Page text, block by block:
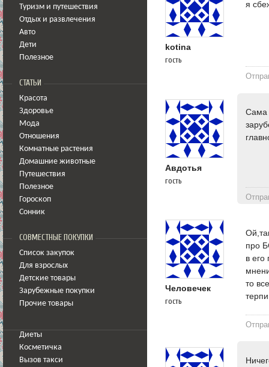
Туризм и путешествия
Отдых и развлечения
Авто
Дети
Полезное
СТАТЬИ
Красота
Здоровье
Мода
Отношения
Комнатные растения
Домашние животные
Путешествия
Полезное
Гороскоп
Сонник
СОВМЕСТНЫЕ ПОКУПКИ
Список закупок
Для взрослых
Детские товары
Зарубежные покупки
Прочие товары
Диеты
Косметичка
Вызов такси
kotina
гость
я
Авдотья
гость
Сама
Человечек
гость
про
в
то